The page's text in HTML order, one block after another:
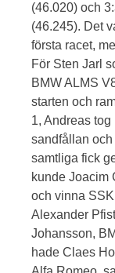
(46.020) och
(46.245). Det
första racet,
För Sten Jarl
BMW ALMS
starten och
1, Andreas
sandfållan
samtliga fick
kunde Joacim
och vinna
Alexander
Johansson,
hade Claes